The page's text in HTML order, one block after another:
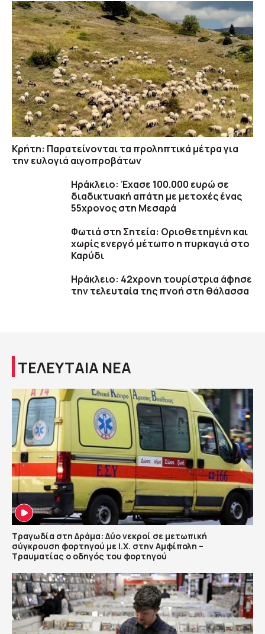
Κρήτη: Παρατείνονται τα προληπτικά μέτρα για
την ευλογιά αιγοπροβάτων
Ηράκλειο: Έχασε 100.000 ευρώ σε
διαδικτυακή απάτη με μετοχές ένας
55χρονος στη Μεσαρά
Φωτιά στη Σητεία: Οριοθετημένη και
χωρίς ενεργό μέτωπο η πυρκαγιά στο
Καρύδι
Ηράκλειο: 42χρονη τουρίστρια άφησε
την τελευταία της πνοή στη θάλασσα
ΤΕΛΕΥΤΑΙΑ ΝΕΑ
Τραγωδία στη Δράμα: Δύο νεκροί σε μετωπική
σύγκρουση φορτηγού με Ι.Χ. στην Αμφίπολη –
Τραυματίας ο οδηγός του φορτηγού